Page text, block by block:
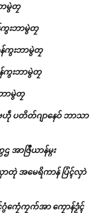
ာမွဲတၠ
ကွးဘာမွဲတၠ
ကွးဘာမွဲတၠ
ကွးဘာမွဲတၠ
ာမွဲတၠ
ပတိတ်ဂျာနေဝ် ဘာသာ
ာဇြဳယာန်မ္ဂး
တုဲ အမေရိကာန် ပြံၚ်လှာဲ
ကၠေံကၠက်အာ ကၠောန်ဒၟံၚ်